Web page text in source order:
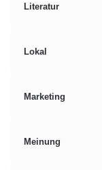
Literatur
Lokal
Marketing
Meinung